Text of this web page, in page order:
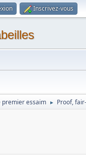
Inscrivez-vous
premier essaim ► Proof,